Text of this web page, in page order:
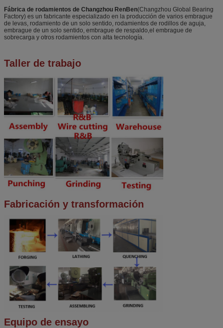
Fábrica de rodamientos de Changzhou RenBen(Changzhou Global Bearing
Factory) es un fabricante especializado en la producción de varios embrague
de levas, rodamiento de un solo sentido, rodamientos de rodillos de aguja,
embrague de un solo sentido, embrague de respaldo,el embrague de
sobrecarga y otros rodamientos con alta tecnología.
Taller de trabajo
Fabricación y transformación
Equipo de ensayo